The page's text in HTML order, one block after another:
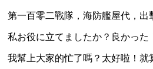
第一百零二戰隊，海防艦屋代，出
私お役に立てましたか？良かっ
我幫上大家的忙了嗎？太好啦！